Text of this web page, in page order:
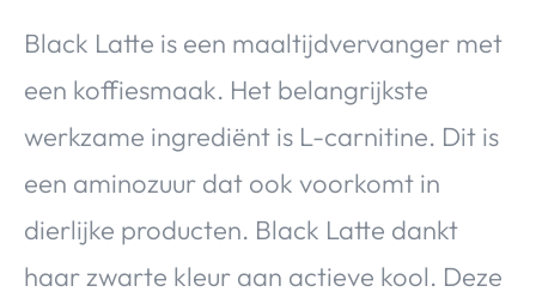
Black Latte is een maaltijdvervanger met
een koffiesmaak. Het belangrijkste
werkzame ingrediënt is L-carnitine. Dit is
een aminozuur dat ook voorkomt in
dierlijke producten. Black Latte dankt
haar zwarte kleur aan actieve kool. Deze